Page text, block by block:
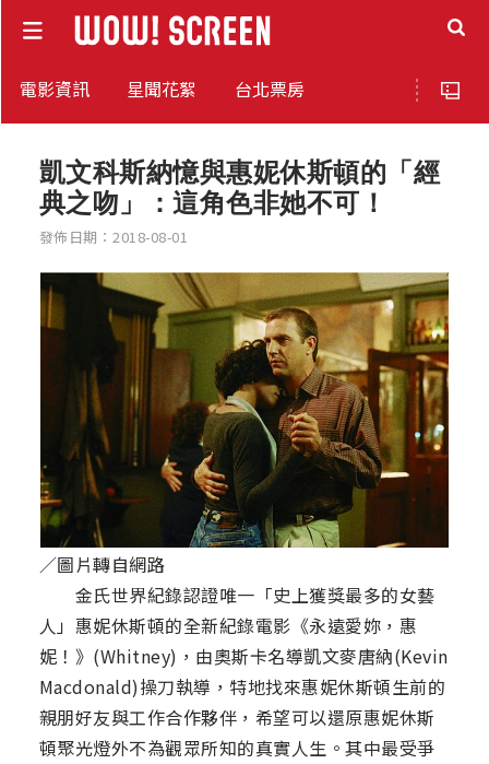
電影資訊 星聞花絮 台北票房
凱文科斯納憶與惠妮休斯頓的「經
典之吻」：這角色非她不可！
發佈日期：2018-08-01
／圖片轉自網路
金氏世界紀錄認證唯一「史上獲獎最多的女藝
人」惠妮休斯頓的全新紀錄電影《永遠愛妳，惠
妮！》(Whitney)，由奧斯卡名導凱文麥唐納(Kevin
Macdonald)操刀執導，特地找來惠妮休斯頓生前的
親朋好友與工作合作夥伴，希望可以還原惠妮休斯
頓聚光燈外不為觀眾所知的真實人生。其中最受爭